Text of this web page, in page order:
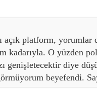
açık platform, yorumlar
kadarıyla. O yüzden
genişletecektir diye
beyefendi.